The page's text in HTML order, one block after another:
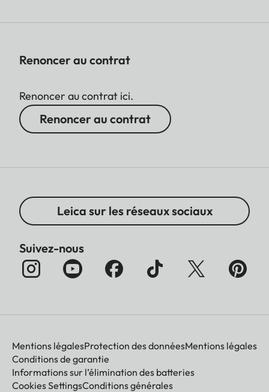
Renoncer au contrat
Renoncer au contrat ici.
Renoncer au contrat
Leica sur les réseaux sociaux
Suivez-nous
Mentions légalesProtection des donnéesMentions légales
Conditions de garantie
Informations sur l’élimination des batteries
Cookies SettingsConditions générales